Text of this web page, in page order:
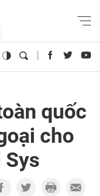
quốc
cho
Sys